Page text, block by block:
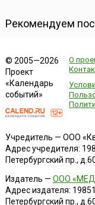
Рекомендуем
© 2005—2026
Проект
«Календарь
событий»
О
Учредитель — ООО
Адрес учредителя:
Петербургский пр.,
Издатель — ООО
Адрес издателя:
Петербургский пр.,